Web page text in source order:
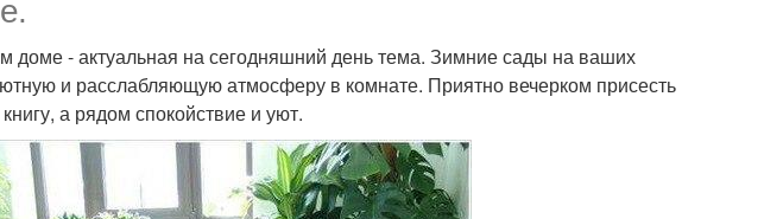
доме - актуальная на сегодняшний день тема. Зимние сады на ваших
и расслабляющую атмосферу в комнате. Приятно вечерком присесть
а рядом спокойствие и уют.